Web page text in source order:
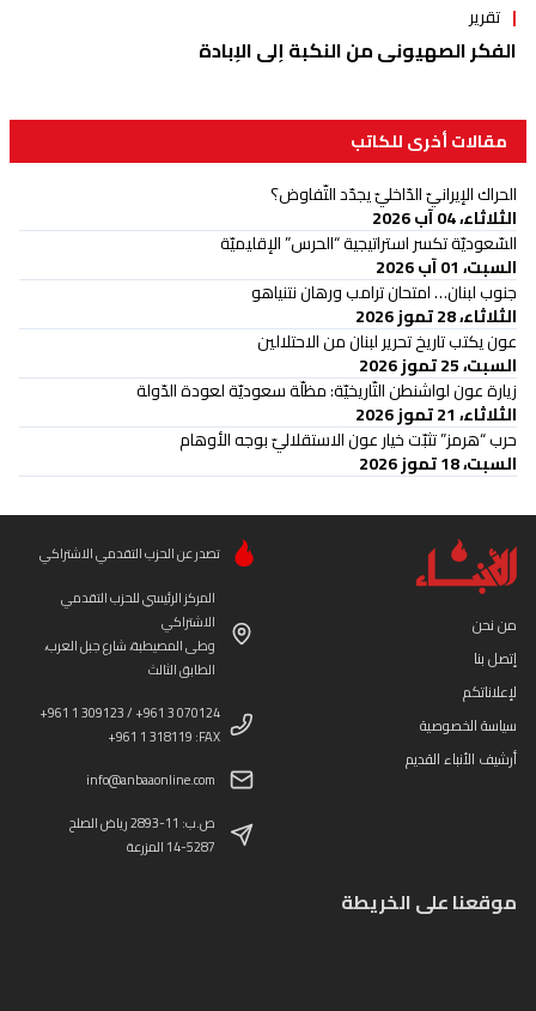
تقرير
الفكر الصهيوني من النكبة إلى الإبادة
مقالات أخرى للكاتب
الحراك الإيرانيّ الدّاخليّ يجدّد التّفاوض؟
الثلاثاء، 04 آب 2026
السّعوديّة تكسر استراتيجية “الحرس” الإقليميّة
السبت، 01 آب 2026
جنوب لبنان… امتحان ترامب ورهان نتنياهو
الثلاثاء، 28 تموز 2026
عون يكتب تاريخ تحرير لبنان من الاحتلالين
السبت، 25 تموز 2026
زيارة عون لواشنطن التّاريخيّة: مظلّة سعوديّة لعودة الدّولة
الثلاثاء، 21 تموز 2026
حرب “هرمز” تثبّت خيار عون الاستقلاليّ بوجه الأوهام
السبت، 18 تموز 2026
من نحن
إتصل بنا
لإعلاناتكم
سياسة الخصوصية
أرشيف الأنباء القديم
تصدر عن الحزب التقدمي الاشتراكي
المركز الرئيسي للحزب التقدمي
الاشتراكي
وطى المصيطبة، شارع جبل العرب،
الطابق الثالث
+961 1 309123 / +961 3 070124
+961 1 318119 :FAX
info@anbaaonline.com
ص.ب: 11-2893 رياض الصلح
14-5287 المزرعة
موقعنا على الخريطة